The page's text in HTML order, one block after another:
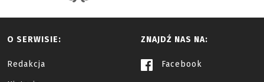
O SERWISIE:
Redakcja
ZNAJDŹ NAS NA:
Facebook